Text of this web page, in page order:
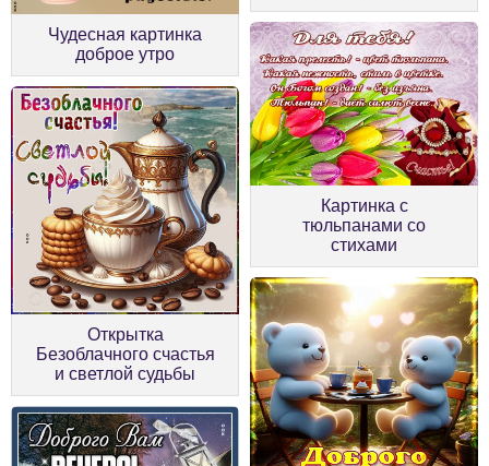
Чудесная картинка
доброе утро
Открытка
Безоблачного счастья
и светлой судьбы
Картинка с
тюльпанами со
стихами